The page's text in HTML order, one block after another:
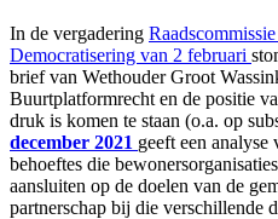
In de vergadering
Democratisering van 2 februari
brief van Wethouder Groot
Buurtplatformrecht en de positie
druk is komen te staan (o.a. op
december 2021 geeft een analyse
behoeftes die
aansluiten op de doelen van de
partnerschap bij die verschillende